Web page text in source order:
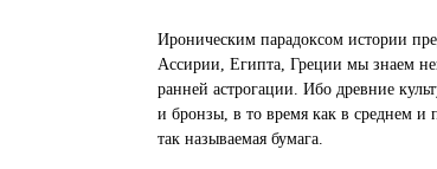
Ироническим парадоксом истории
Ассирии, Египта, Греции мы знаем
ранней астрогации. Ибо древние
и бронзы, в то время как в среднем и
так называемая бумага.